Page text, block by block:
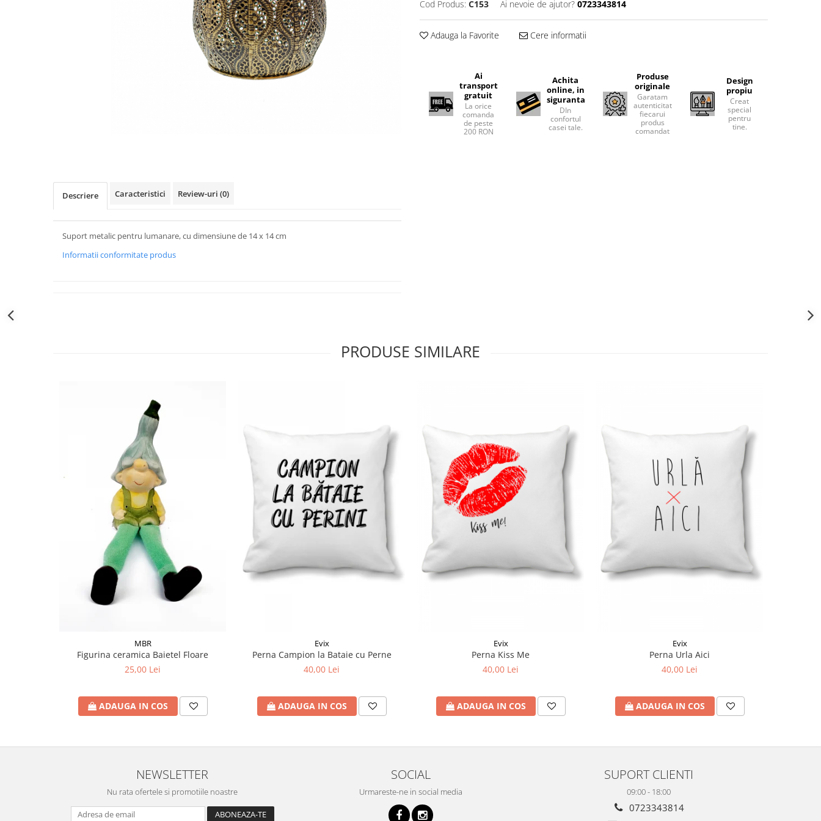
Cod Produs: C153 Ai nevoie de ajutor? 0723343814
Adauga la Favorite Cere informatii
Ai
transport
gratuit
La orice
comanda
de peste
200 RON
Achita
online, in
siguranta
DIn
confortul
casei tale.
Produse
originale
Garatam
autenticitatea
fiecarui
produs
comandat
Design
propiu
Creat
special
pentru
tine.
Descriere Caracteristici Review-uri (0)
Suport metalic pentru lumanare, cu dimensiune de 14 x 14 cm
Informatii conformitate produs
PRODUSE SIMILARE
MBR
Figurina ceramica Baietel Floare
25,00 Lei
ADAUGA IN COS
Evix
Perna Campion la Bataie cu Perne
40,00 Lei
ADAUGA IN COS
Evix
Perna Kiss Me
40,00 Lei
ADAUGA IN COS
Evix
Perna Urla Aici
40,00 Lei
ADAUGA IN COS
NEWSLETTER
Nu rata ofertele si promotiile noastre
SOCIAL
Urmareste-ne in social media
SUPORT CLIENTI
09:00 - 18:00
0723343814